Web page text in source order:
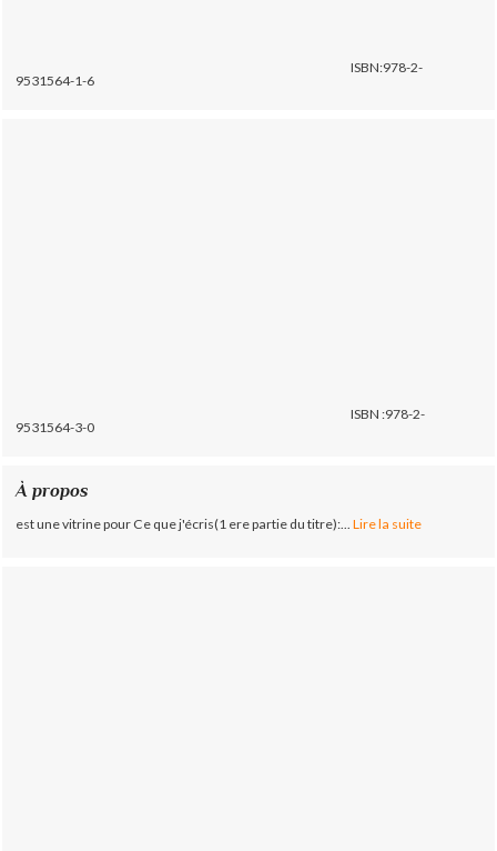
ISBN:978-2-
9531564-1-6
ISBN :978-2-
9531564-3-0
À propos
est une vitrine pour Ce que j'écris(1 ere partie du titre):... Lire la suite